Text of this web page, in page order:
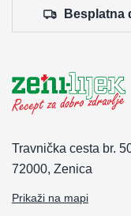
Besplatna
Travnička cesta br.
72000, Zenica
Prikaži na mapi